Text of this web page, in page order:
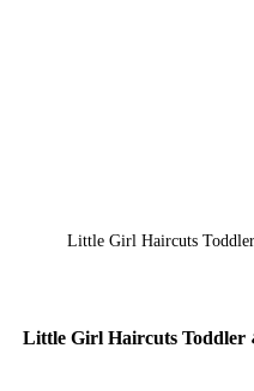
تسريحات شعر بنات جديدة للمدرسة Little Girl Haircuts Toddler